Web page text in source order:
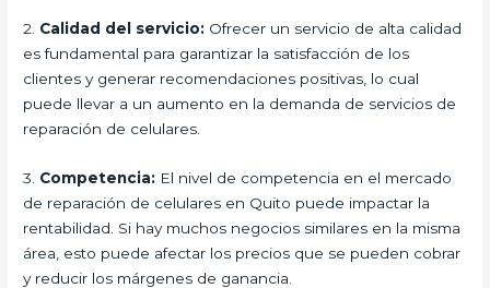
2. Calidad del servicio: Ofrecer un servicio de alta calidad
es fundamental para garantizar la satisfacción de los
clientes y generar recomendaciones positivas, lo cual
puede llevar a un aumento en la demanda de servicios de
reparación de celulares.
3. Competencia: El nivel de competencia en el mercado
de reparación de celulares en Quito puede impactar la
rentabilidad. Si hay muchos negocios similares en la misma
área, esto puede afectar los precios que se pueden cobrar
y reducir los márgenes de ganancia.